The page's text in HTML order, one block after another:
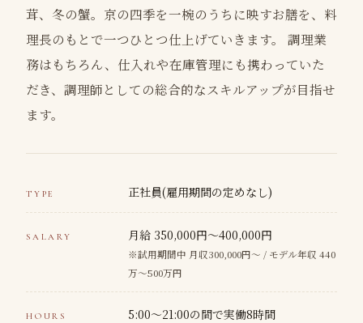
茸、冬の蟹。京の四季を一椀のうちに映すお膳を、料
理長のもとで一つひとつ仕上げていきます。 調理業
務はもちろん、仕入れや在庫管理にも携わっていた
だき、調理師としての総合的なスキルアップが目指せ
ます。
TYPE 正社員(雇用期間の定めなし)
SALARY 月給 350,000円〜400,000円
※試用期間中 月収300,000円〜 / モデル年収 440
万〜500万円
HOURS 5:00〜21:00の間で実働8時間